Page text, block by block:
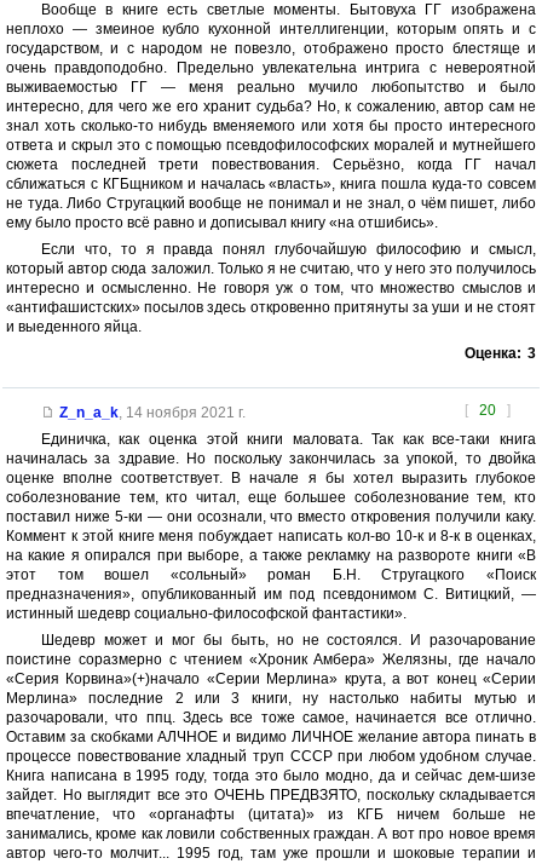
Вообще в книге есть светлые моменты. Бытовуха ГГ изображена
неплохо — змеиное кубло кухонной интеллигенции, которым опять и с
государством, и с народом не повезло, отображено просто блестяще и
очень правдоподобно. Предельно увлекательна интрига с невероятной
выживаемостью ГГ — меня реально мучило любопытство и было
интересно, для чего же его хранит судьба? Но, к сожалению, автор сам не
знал хоть сколько-то нибудь вменяемого или хотя бы просто интересного
ответа и скрыл это с помощью псевдофилософских моралей и мутнейшего
сюжета последней трети повествования. Серьёзно, когда ГГ начал
сближаться с КГБщником и началась «власть», книга пошла куда-то совсем
не туда. Либо Стругацкий вообще не понимал и не знал, о чём пишет, либо
ему было просто всё равно и дописывал книгу «на отшибись».
Если что, то я правда понял глубочайшую философию и смысл,
который автор сюда заложил. Только я не считаю, что у него это получилось
интересно и осмысленно. Не говоря уж о том, что множество смыслов и
«антифашистских» посылов здесь откровенно притянуты за уши и не стоят
и выеденного яйца.
Оценка: 3
[ 20 ]
Z_n_a_k, 14 ноября 2021 г.
Единичка, как оценка этой книги маловата. Так как все-таки книга
начиналась за здравие. Но поскольку закончилась за упокой, то двойка
оценке вполне соответствует. В начале я бы хотел выразить глубокое
соболезнование тем, кто читал, еще большее соболезнование тем, кто
поставил ниже 5-ки — они осознали, что вместо откровения получили каку.
Коммент к этой книге меня побуждает написать кол-во 10-к и 8-к в оценках,
на какие я опирался при выборе, а также рекламку на развороте книги «В
этот том вошел «сольный» роман Б.Н. Стругацкого «Поиск
предназначения», опубликованный им под псевдонимом С. Витицкий, —
истинный шедевр социально-философской фантастики».
Шедевр может и мог бы быть, но не состоялся. И разочарование
поистине соразмерно с чтением «Хроник Амбера» Желязны, где начало
«Серия Корвина»(+)начало «Серии Мерлина» крута, а вот конец «Серии
Мерлина» последние 2 или 3 книги, ну настолько набиты мутью и
разочаровали, что ппц. Здесь все тоже самое, начинается все отлично.
Оставим за скобками АЛЧНОЕ и видимо ЛИЧНОЕ желание автора пинать в
процессе повествование хладный труп СССР при любом удобном случае.
Книга написана в 1995 году, тогда это было модно, да и сейчас дем-шизе
зайдет. Но выглядит все это ОЧЕНЬ ПРЕДВЗЯТО, поскольку складывается
впечатление, что «органафты (цитата)» из КГБ ничем больше не
занимались, кроме как ловили собственных граждан. А вот про новое время
автор чего-то молчит... 1995 год, там уже прошли и шоковые терапии и